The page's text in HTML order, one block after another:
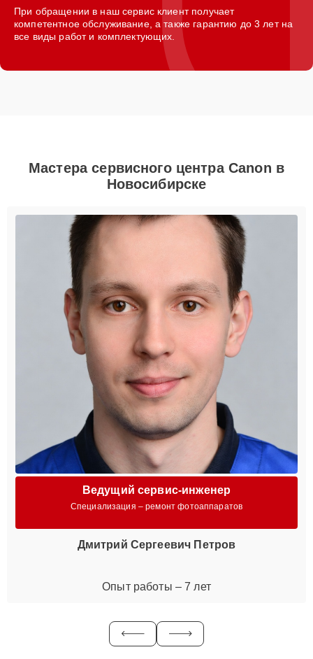
При обращении в наш сервис клиент получает
компетентное обслуживание, а также гарантию до 3 лет на
все виды работ и комплектующих.
Мастера сервисного центра Canon в
Новосибирске
Ведущий сервис-инженер
Специализация – ремонт фотоаппаратов
Дмитрий Сергеевич Петров
Опыт работы – 7 лет